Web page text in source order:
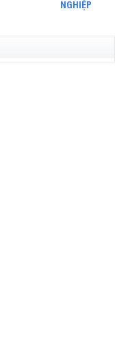
NGHIỆP